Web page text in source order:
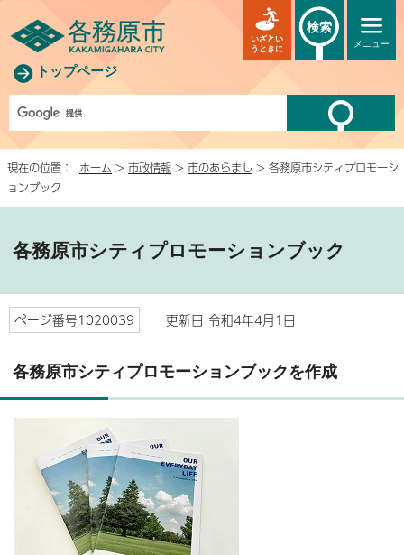
トップページ
メニュー
いざとい
うときに
検索
現在の位置： ホーム > 市政情報 > 市のあらまし > 各務原市シティプロモーシ
ョンブック
各務原市シティプロモーションブック
ページ番号1020039 更新日 令和4年4月1日
各務原市シティプロモーションブックを作成